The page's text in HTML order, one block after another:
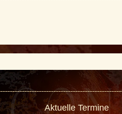
Aktuelle Termine